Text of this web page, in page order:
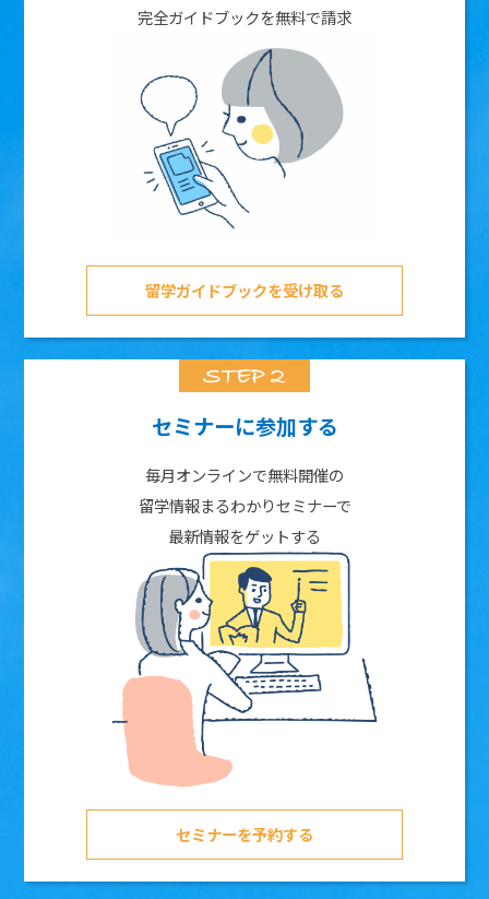
完全ガイドブックを無料で請求
留学ガイドブックを受け取る
セミナーに参加する
毎月オンラインで無料開催の
留学情報まるわかりセミナーで
最新情報をゲットする
セミナーを予約する